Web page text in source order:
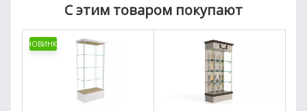
С этим товаром покупают
НОВИНКА